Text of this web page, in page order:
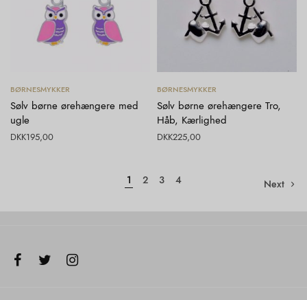
Tilføj til kurv
BØRNESMYKKER
Sølv børne ørehængere med
ugle
DKK195,00
Tilføj til kurv
BØRNESMYKKER
Sølv børne ørehængere Tro,
Håb, Kærlighed
DKK225,00
1 2 3 4 Next